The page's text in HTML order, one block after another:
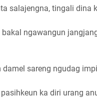
salajengna, tingali dina
ngawangun
sareng ngudag
ka diri urang